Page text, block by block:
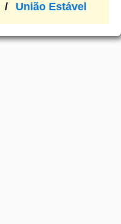
União Estável